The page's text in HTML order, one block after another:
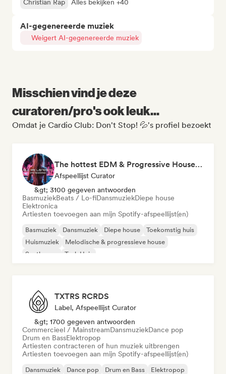
Christian Rap Alles bekijken +40
AI-gegenereerde muziek
Weigert AI-gegenereerde muziek
Misschien vind je deze
curatoren/pro's ook leuk...
Omdat je Cardio Club: Don't Stop! 💦's profiel bezoekt
The hottest EDM & Progressive House tracks on the planet! 🌍
Afspeellijst Curator
&gt; 3100 gegeven antwoorden
BasmuziekBeats / Lo-fiDansmuziekDiepe house
Elektronica
Artiesten toevoegen aan mijn Spotify-afspeellijst(en)
Basmuziek Dansmuziek Diepe house
Toekomstig huis
Huismuziek
Melodische & progressieve house
Synthwave
Tech Huis
TXTRS RCRDS
Label, Afspeellijst Curator
&gt; 1700 gegeven antwoorden
Commercieel / MainstreamDansmuziekDance pop
Drum en BassElektropop
Artiesten contracteren of hun muziek uitbrengen
Artiesten toevoegen aan mijn Spotify-afspeellijst(en)
Dansmuziek Dance pop Drum en Bass
Elektropop